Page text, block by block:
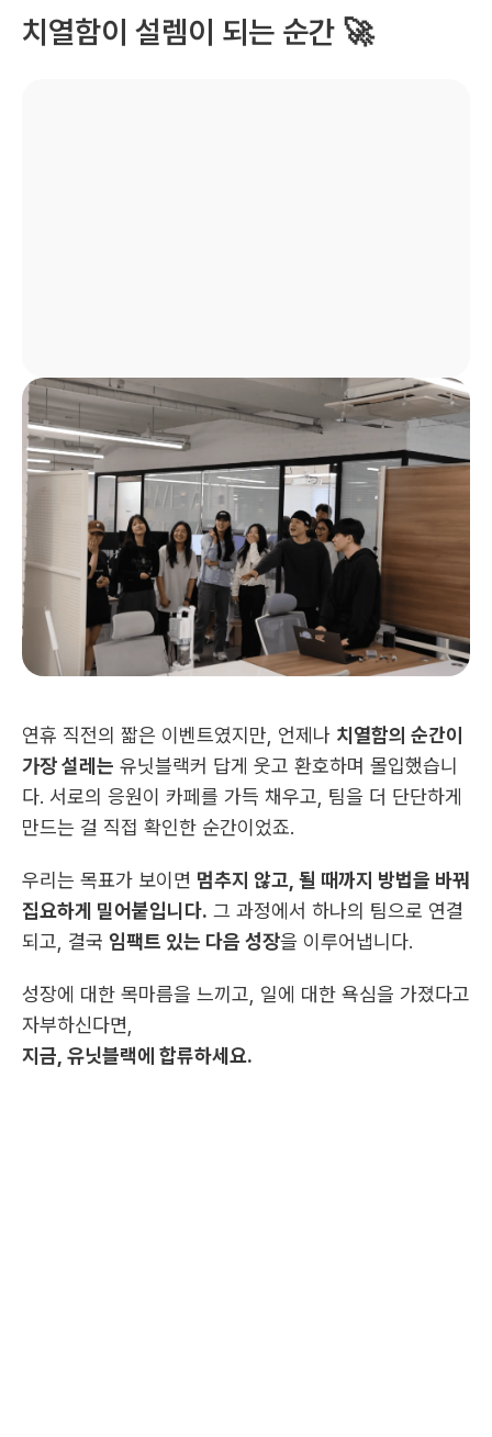
치열함이 설렘이 되는 순간 🚀
연휴 직전의 짧은 이벤트였지만, 언제나 치열함의 순간이
가장 설레는 유닛블랙커 답게 웃고 환호하며 몰입했습니
다. 서로의 응원이 카페를 가득 채우고, 팀을 더 단단하게
만드는 걸 직접 확인한 순간이었죠.
우리는 목표가 보이면 멈추지 않고, 될 때까지 방법을 바꿔
집요하게 밀어붙입니다. 그 과정에서 하나의 팀으로 연결
되고, 결국 임팩트 있는 다음 성장을 이루어냅니다.
성장에 대한 목마름을 느끼고, 일에 대한 욕심을 가졌다고
자부하신다면,
지금, 유닛블랙에 합류하세요.